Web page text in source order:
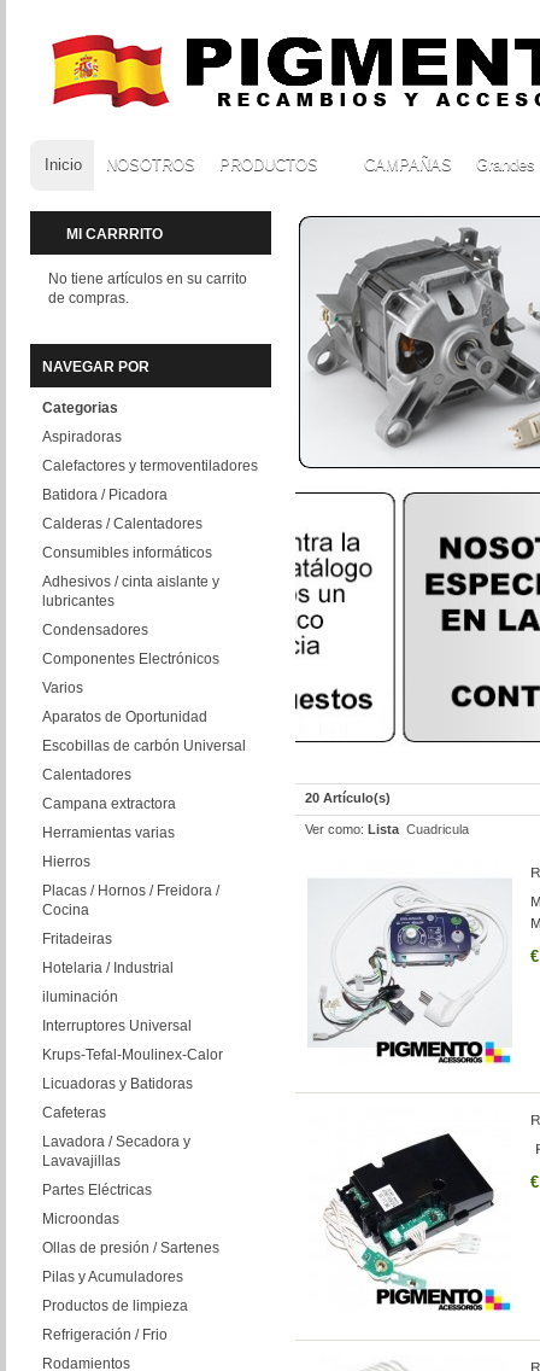
Inicio NOSOTROS PRODUCTOS CAMPAÑAS
MI CARRRITO
No tiene artículos en su carrito
de compras.
NAVEGAR POR
Categorias
Aspiradoras
Calefactores y termoventiladores
Batidora / Picadora
Calderas / Calentadores
Consumibles informáticos
Adhesivos / cinta aislante y
lubricantes
Condensadores
Componentes Electrónicos
Varios
Aparatos de Oportunidad
Escobillas de carbón Universal
Calentadores
Campana extractora
Herramientas varias
Hierros
Placas / Hornos / Freidora /
Cocina
Fritadeiras
Hotelaria / Industrial
iluminación
Interruptores Universal
Krups-Tefal-Moulinex-Calor
Licuadoras y Batidoras
Cafeteras
Lavadora / Secadora y
Lavavajillas
Partes Eléctricas
Microondas
Ollas de presión / Sartenes
Pilas y Acumuladores
Productos de limpieza
Refrigeración / Frio
Rodamientos
20 Artículo(s)
Ver como: Lista Cuadricula